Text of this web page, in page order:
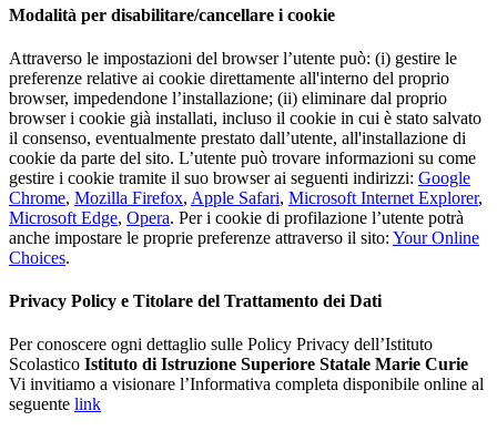
Modalità per disabilitare/cancellare i cookie
Attraverso le impostazioni del browser l’utente può: (i) gestire le
preferenze relative ai cookie direttamente all'interno del proprio
browser, impedendone l’installazione; (ii) eliminare dal proprio
browser i cookie già installati, incluso il cookie in cui è stato salvato
il consenso, eventualmente prestato dall’utente, all'installazione di
cookie da parte del sito. L’utente può trovare informazioni su come
gestire i cookie tramite il suo browser ai seguenti indirizzi: Google
Chrome, Mozilla Firefox, Apple Safari, Microsoft Internet Explorer,
Microsoft Edge, Opera. Per i cookie di profilazione l’utente potrà
anche impostare le proprie preferenze attraverso il sito: Your Online
Choices.
Privacy Policy e Titolare del Trattamento dei Dati
Per conoscere ogni dettaglio sulle Policy Privacy dell’Istituto
Scolastico Istituto di Istruzione Superiore Statale Marie Curie
Vi invitiamo a visionare l’Informativa completa disponibile online al
seguente link